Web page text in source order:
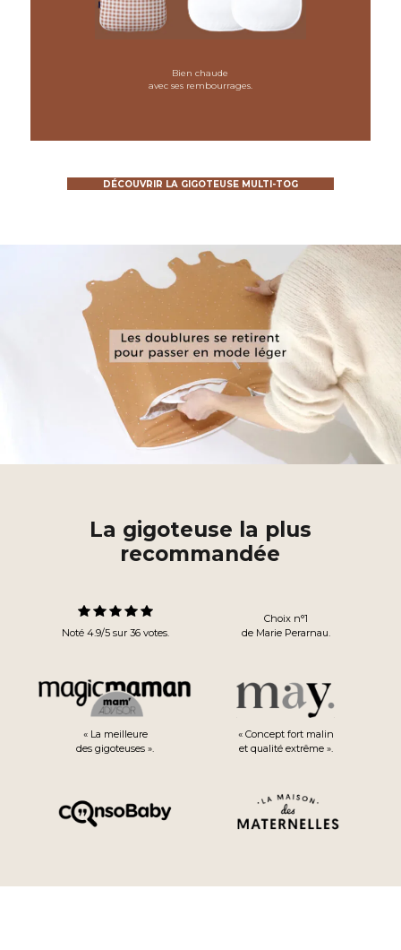
Comment choisir la bonne taille
gigoteuse 0-6 mois
6–18 mois — 91 cm
gigoteuse 6-18 mois
gigoteuse 18-36 mois
gigoteuse 24 mois ,
Bien chaude
avec ses rembourrages.
DÉCOUVRIR LA GIGOTEUSE MULTI-TOG
La gigoteuse la plus
recommandée
Noté 4.9/5 sur 36 votes.
Choix n°1
de Marie Perarnau.
« La meilleure
des gigoteuses ».
« Concept fort malin
et qualité extrême ».